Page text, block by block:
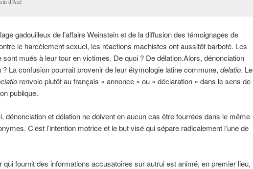
d’Acé
gadouilleux de l’affaire Weinstein et de la diffusion des témoignages de
le harcèlement sexuel, les réactions machistes ont aussitôt barboté. Les
sont mués à leur tour en victimes. De quoi ? De délation.Alors, dénonciation
? La confusion pourrait provenir de leur étymologie latine commune, delatio. Le
renvoie plutôt au français « annonce » ou « déclaration » dans le sens de
publique.
dénonciation et délation ne doivent en aucun cas être fourrées dans le même
C’est l’intention motrice et le but visé qui sépare radicalement l’une de
qui fournit des informations accusatoires sur autrui est animé, en premier lieu,